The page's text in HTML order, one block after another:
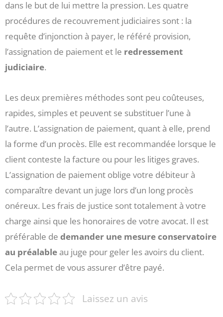
dans le but de lui mettre la pression. Les quatre
procédures de recouvrement judiciaires sont : la
requête d’injonction à payer, le référé provision,
l’assignation de paiement et le redressement
judiciaire.
Les deux premières méthodes sont peu coûteuses,
rapides, simples et peuvent se substituer l’une à
l’autre. L’assignation de paiement, quant à elle, prend
la forme d’un procès. Elle est recommandée lorsque le
client conteste la facture ou pour les litiges graves.
L’assignation de paiement oblige votre débiteur à
comparaître devant un juge lors d’un long procès
onéreux. Les frais de justice sont totalement à votre
charge ainsi que les honoraires de votre avocat. Il est
préférable de demander une mesure conservatoire
au préalableau juge pour geler les avoirs du client.
Cela permet de vous assurer d’être payé.
Laissez un avis